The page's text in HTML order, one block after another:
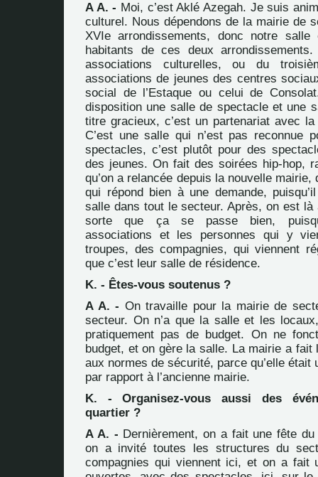
A A. - Moi, c’est Aklé Azegah. Je suis
culturel. Nous dépendons de la mairie de
XVIe arrondissements, donc notre
habitants de ces deux
associations culturelles, ou du
associations de jeunes des centres
social de l’Estaque ou celui de
disposition une salle de spectacle et une
titre gracieux, c’est un partenariat avec
C’est une salle qui n’est pas reconnue
spectacles, c’est plutôt pour des
des jeunes. On fait des soirées hip-hop,
qu’on a relancée depuis la nouvelle
qui répond bien à une demande,
salle dans tout le secteur. Après, on est là
sorte que ça se passe bien,
associations et les personnes qui y
troupes, des compagnies, qui viennent
que c’est leur salle de résidence.
K. - Êtes-vous soutenus ?
A A. - On travaille pour la mairie de
secteur. On n’a que la salle et les
pratiquement pas de budget. On ne
budget, et on gère la salle. La mairie a fait
aux normes de sécurité, parce qu’elle était
par rapport à l’ancienne mairie.
K. - Organisez-vous aussi des
quartier ?
A A. - Dernièrement, on a fait une fête
on a invité toutes les structures du
compagnies qui viennent ici, et on a fait